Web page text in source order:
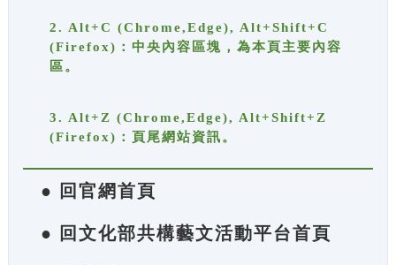
2. Alt+C (Chrome,Edge), Alt+Shift+C
(Firefox)：中央內容區塊，為本頁主要內容
區。
3. Alt+Z (Chrome,Edge), Alt+Shift+Z
(Firefox)：頁尾網站資訊。
● 回官網首頁
● 回文化部共構藝文活動平台首頁